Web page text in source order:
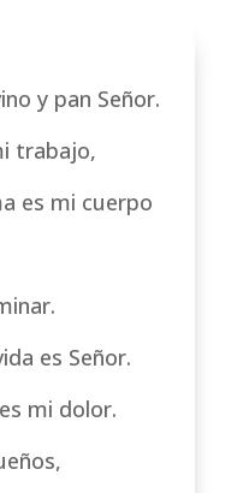
y pan Señor.
trabajo,
es mi cuerpo
es Se­ñor.
mi dolor.